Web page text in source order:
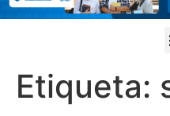
Etiqueta: